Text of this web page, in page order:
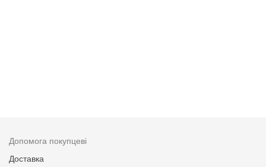
Допомога покупцеві
Доставка